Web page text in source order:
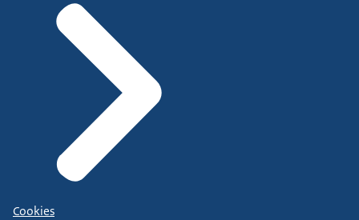
Cookies